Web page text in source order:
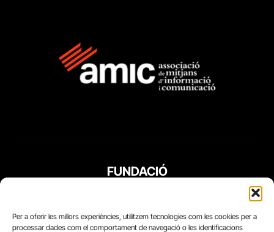
Per a oferir les millors experiències, utilitzem tecnologies com les cookies per a
processar dades com el comportament de navegació o les identificacions
FUNDACIÓ